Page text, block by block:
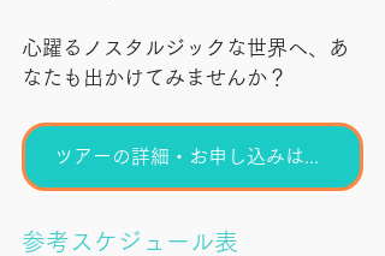
心躍るノスタルジックな世界へ、あ
なたも出かけてみませんか？
ツアーの詳細・お申し込みはこちらから！
参考スケジュール表